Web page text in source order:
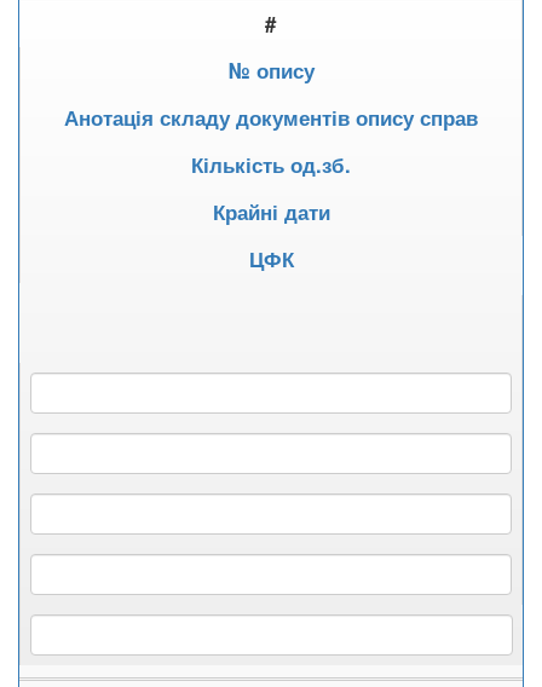
#
№ опису
Анотація складу документів опису справ
Кількість од.зб.
Крайні дати
ЦФК